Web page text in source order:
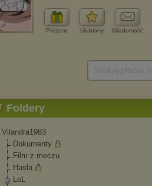
Prezent Ulubiony Wiadomość
Foldery
Vilandra1983
Dokumenty
Film z meczu
Hasła
LoL